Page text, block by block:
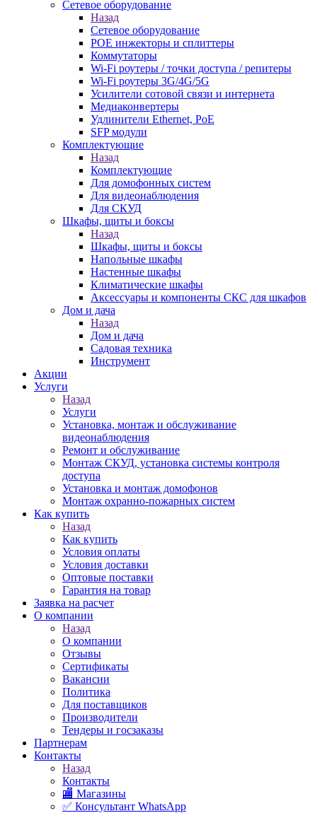
Сетевое оборудование
Назад
Сетевое оборудование
POE инжекторы и сплиттеры
Коммутаторы
Wi-Fi роутеры / точки доступа / репитеры
Wi-Fi роутеры 3G/4G/5G
Усилители сотовой связи и интернета
Медиаконвертеры
Удлинители Ethernet, PoE
SFP модули
Комплектующие
Назад
Комплектующие
Для домофонных систем
Для видеонаблюдения
Для СКУД
Шкафы, щиты и боксы
Назад
Шкафы, щиты и боксы
Напольные шкафы
Настенные шкафы
Климатические шкафы
Аксессуары и компоненты СКС для шкафов
Дом и дача
Назад
Дом и дача
Садовая техника
Инструмент
Акции
Услуги
Назад
Услуги
Установка, монтаж и обслуживание
видеонаблюдения
Ремонт и обслуживание
Монтаж СКУД, установка системы контроля
доступа
Установка и монтаж домофонов
Монтаж охранно-пожарных систем
Как купить
Назад
Как купить
Условия оплаты
Условия доставки
Оптовые поставки
Гарантия на товар
Заявка на расчет
О компании
Назад
О компании
Отзывы
Сертификаты
Вакансии
Политика
Для поставщиков
Производители
Тендеры и госзаказы
Партнерам
Контакты
Назад
Контакты
🏬 Магазины
✅️ Консультант WhatsApp